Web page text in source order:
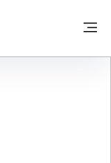
- PAGE